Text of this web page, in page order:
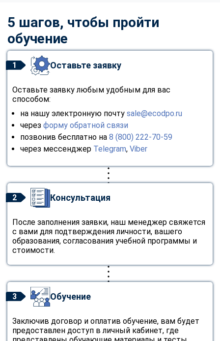
5 шагов, чтобы пройти
обучение
1 Оставьте заявку
Оставьте заявку любым удобным для вас
способом:
на нашу электронную почту sale@ecodpo.ru
через форму обратной связи
позвонив бесплатно на 8 (800) 222-70-59
через мессенджер Telegram, Viber
2 Консультация
После заполнения заявки, наш менеджер свяжется
с вами для подтверждения личности, вашего
образования, согласования учебной программы и
стоимости.
3 Обучение
Заключив договор и оплатив обучение, вам будет
предоставлен доступ в личный кабинет, где